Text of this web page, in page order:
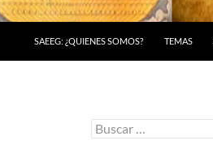
SAEEG: ¿QUIENES SOMOS? TEMAS
Buscar: